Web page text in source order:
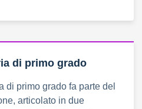
di primo grado
di primo grado fa parte del
articolato in due